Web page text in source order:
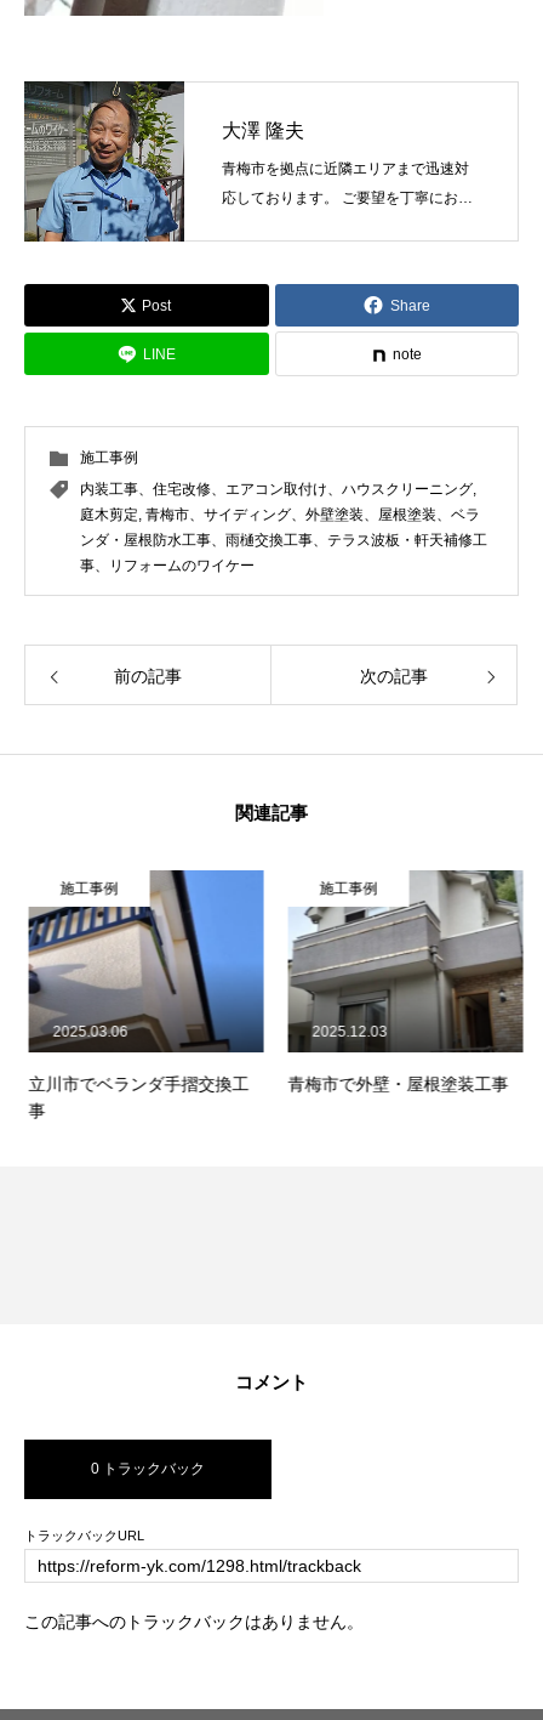
大澤 隆夫
青梅市を拠点に近隣エリアまで迅速対
応しております。 ご要望を丁寧にお伺
Post Share
LINE note
施工事例
内装工事、住宅改修、エアコン取付け、ハウスクリーニング,
庭木剪定, 青梅市、サイディング、外壁塗装、屋根塗装、ベラ
ンダ・屋根防水工事、雨樋交換工事、テラス波板・軒天補修工
事、リフォームのワイケー
前の記事 次の記事
関連記事
施工事例
立川市でベランダ手摺交換工
事
2025.03.06
施工事例
青梅市で外壁・屋根塗装工事
2025.12.03
コメント
0 トラックバック
トラックバックURL
この記事へのトラックバックはありません。